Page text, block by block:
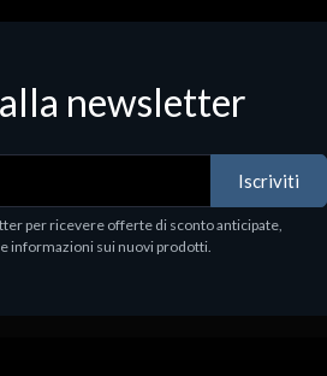
Software - Office Productivity
newsletter
Iscriviti
per ricevere offerte di sconto anticipate,
informazioni sui nuovi prodotti.